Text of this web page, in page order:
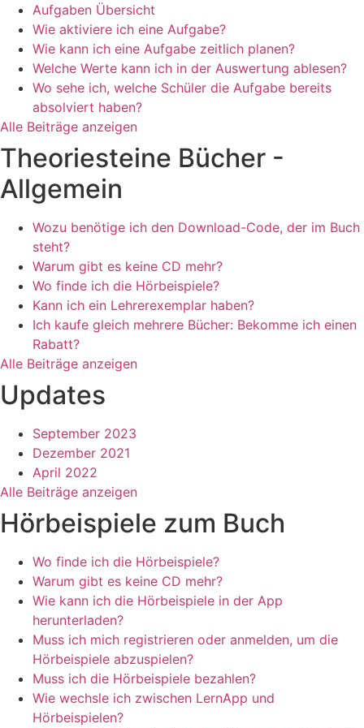
Aufgaben Übersicht
Wie aktiviere ich eine Aufgabe?
Wie kann ich eine Aufgabe zeitlich planen?
Welche Werte kann ich in der Auswertung ablesen?
Wo sehe ich, welche Schüler die Aufgabe bereits
absolviert haben?
Alle Beiträge anzeigen
Theoriesteine Bücher -
Allgemein
Wozu benötige ich den Download-Code, der im Buch
steht?
Warum gibt es keine CD mehr?
Wo finde ich die Hörbeispiele?
Kann ich ein Lehrerexemplar haben?
Ich kaufe gleich mehrere Bücher: Bekomme ich einen
Rabatt?
Alle Beiträge anzeigen
Updates
September 2023
Dezember 2021
April 2022
Alle Beiträge anzeigen
Hörbeispiele zum Buch
Wo finde ich die Hörbeispiele?
Warum gibt es keine CD mehr?
Wie kann ich die Hörbeispiele in der App
herunterladen?
Muss ich mich registrieren oder anmelden, um die
Hörbeispiele abzuspielen?
Muss ich die Hörbeispiele bezahlen?
Wie wechsle ich zwischen LernApp und
Hörbeispielen?